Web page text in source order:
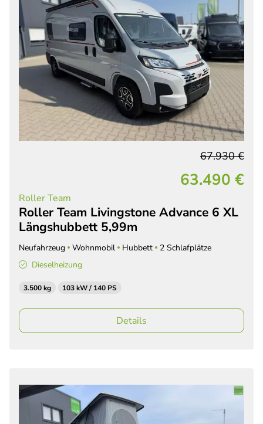
Roller Team
Roller Team Livingstone Advance 6 XL
Längshubbett 5,99m
Neufahrzeug Wohnmobil Hubbett 2 Schlafplätze
63.490 €
67.930 €
Dieselheizung
3.500 kg 103 kW / 140 PS
Details